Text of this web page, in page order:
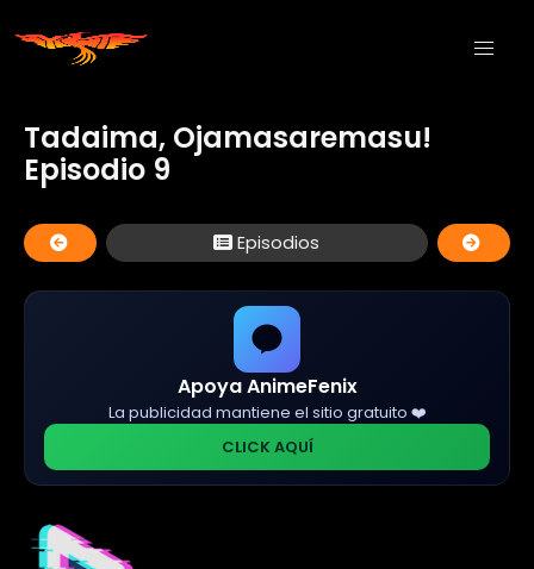
Tadaima, Ojamasaremasu!
Episodio 9
Episodios
Apoya AnimeFenix
La publicidad mantiene el sitio gratuito ❤️
CLICK AQUÍ